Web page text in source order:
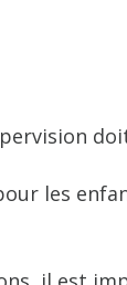
les